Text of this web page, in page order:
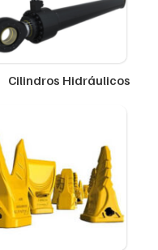
Cilindros Hidráulicos